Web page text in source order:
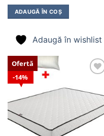
ADAUGĂ ÎN COȘ
Adaugă în wishlist
14%
Ofertă
wishlist